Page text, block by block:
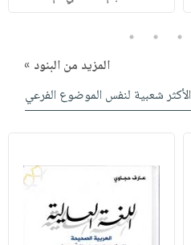
3
4
5
المزيد من البنود »
الأكثر شعبية لنفس الموضوع الفرعي